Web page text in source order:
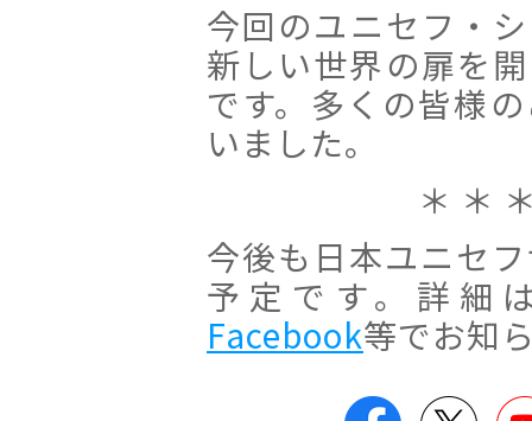
今回のユニセフ・
新しい世界の扉を
です。多くの皆様
いました。
＊ ＊
今後も日本ユニセ
予定です。詳細
Facebook等でお知
Facebook